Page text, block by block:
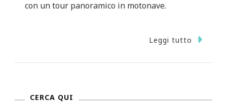
con un tour panoramico in motonave.
Leggi tutto
CERCA QUI